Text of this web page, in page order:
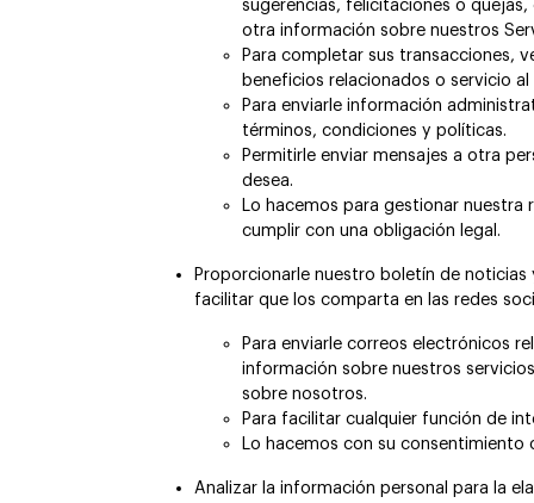
sugerencias, felicitaciones o
otra información sobre nuestros
Para completar sus transacciones,
beneficios relacionados o servicio al
Para enviarle información
términos, condiciones y políticas.
Permitirle enviar mensajes a otra
desea.
Lo hacemos para gestionar
cumplir con una obligación legal.
Proporcionarle nuestro boletín de
facilitar que los comparta en las redes
Para enviarle correos electrónicos
información sobre nuestros
sobre nosotros.
Para facilitar cualquier función de
Lo hacemos con su
Analizar la información personal para la